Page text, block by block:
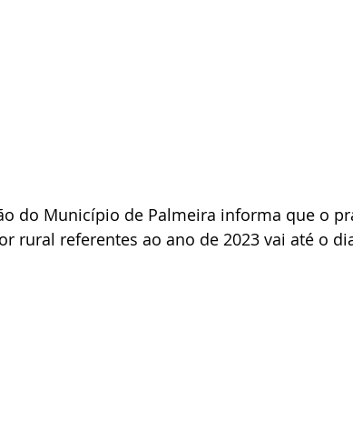
do Município de Palmeira informa que o
rural referentes ao ano de 2023 vai até o